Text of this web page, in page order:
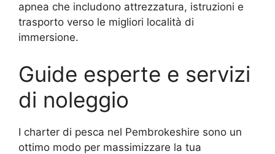
apnea che includono attrezzatura, istruzioni e
trasporto verso le migliori località di
immersione.
Guide esperte e servizi
di noleggio
I charter di pesca nel Pembrokeshire sono un
ottimo modo per massimizzare la tua